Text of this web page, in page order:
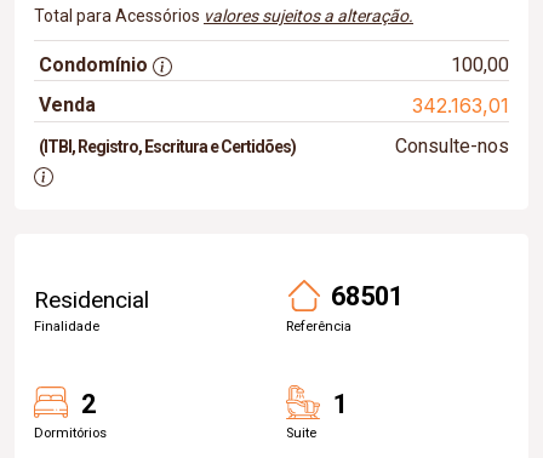
Total para Acessórios valores sujeitos a alteração.
Condomínio
100,00
Venda
342.163,01
(ITBI, Registro, Escritura e Certidões) Consulte-nos
Residencial
Finalidade
68501
Referência
2
Dormitórios
1
Suite